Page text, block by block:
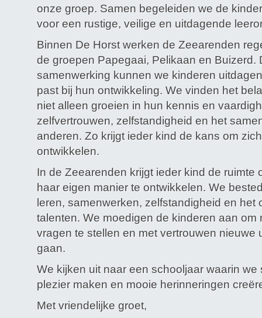
onze groep. Samen begeleiden we de
voor een rustige, veilige en uitdagende
Binnen De Horst werken de Zeearenden
de groepen Papegaai, Pelikaan en Buizerd.
samenwerking kunnen we kinderen
past bij hun ontwikkeling. We vinden het
niet alleen groeien in hun kennis en
zelfvertrouwen, zelfstandigheid en het
anderen. Zo krijgt ieder kind de kans om
ontwikkelen.
In de Zeearenden krijgt ieder kind de ruimte
haar eigen manier te ontwikkelen. We
leren, samenwerken, zelfstandigheid en het
talenten. We moedigen de kinderen aan om
vragen te stellen en met vertrouwen nieuwe
gaan.
We kijken uit naar een schooljaar waarin we
plezier maken en mooie herinneringen
Met vriendelijke groet,